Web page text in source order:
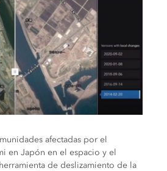
afectadas por el
en Japón en el espacio y el
de deslizamiento de la